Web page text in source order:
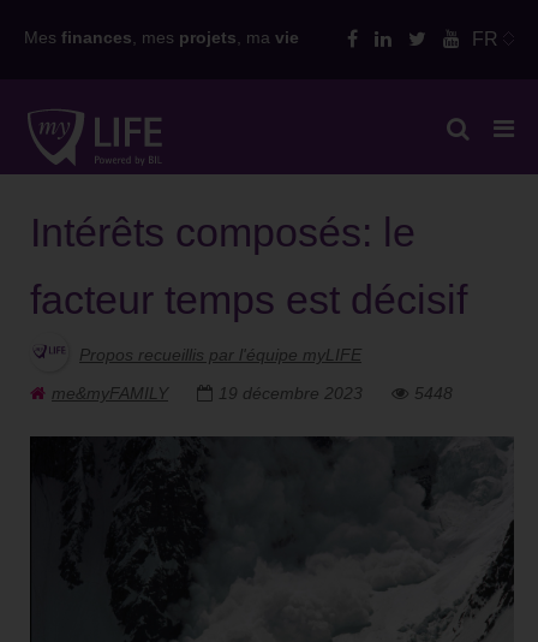
to
Mes finances , mes projets , ma vie FR
Intérêts composés: le
facteur temps est décisif
Propos recueillis par l'équipe myLIFE
me&myFAMILY
19 décembre 2023 5448